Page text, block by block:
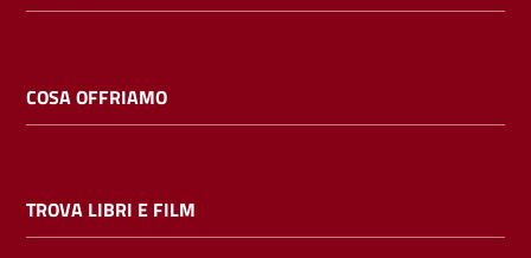
Bambini
E
COSA OFFRIAMO
TROVA LIBRI E FILM